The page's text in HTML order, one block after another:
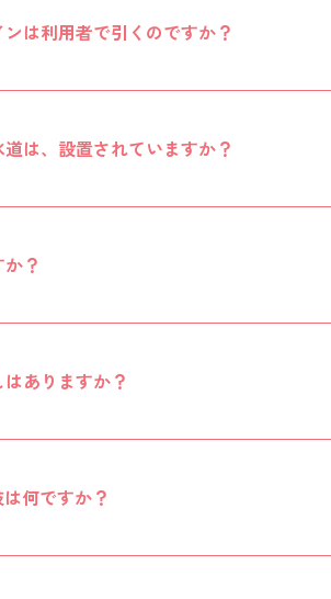
は利用者で引くのですか？
は、設置されていますか？
？
ありますか？
何ですか？